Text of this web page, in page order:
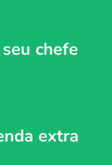
chefe
extra